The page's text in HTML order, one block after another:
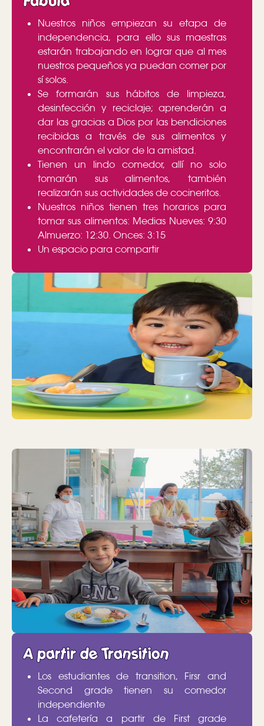
Nuestros niños empiezan su etapa de
independencia, para ello sus maestras
estarán trabajando en lograr que al mes
nuestros pequeños ya puedan comer por
sí solos.
Se formarán sus hábitos de limpieza,
desinfección y reciclaje; aprenderán a
dar las gracias a Dios por las bendiciones
recibidas a través de sus alimentos y
encontrarán el valor de la amistad.
Tienen un lindo comedor, allí no solo
tomarán sus alimentos, también
realizarán sus actividades de cocineritos.
Nuestros niños tienen tres horarios para
tomar sus alimentos: Medias Nueves: 9:30
Almuerzo: 12:30. Onces: 3:15
Un espacio para compartir
A partir de Transition
Los estudiantes de transition, Firsr and
Second grade tienen su comedor
independiente
La cafetería a partir de First grade